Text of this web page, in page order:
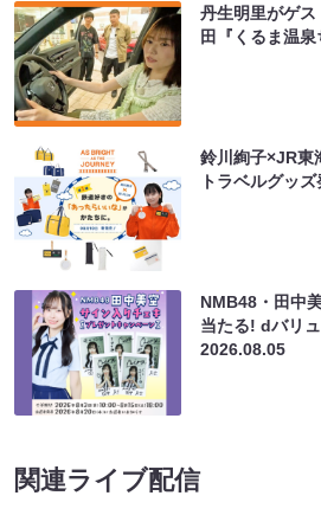
丹生明里がゲ
田『くるま温
鈴川絢子×JR東
トラベルグッ
NMB48・田中
当たる! dバリ
2026.08.05
関連ライブ配信